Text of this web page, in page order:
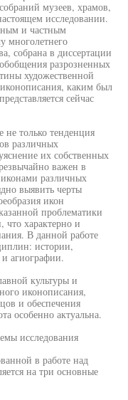
музеев, храмов,
исследовании.
и частным
многолетнего
собрана в диссертации
разрозненных
художественной
каким был
сейчас
не только тенденция
различных
их собственных
важен в
различных
выявить черты
икон
проблематики
характерно и
В данной работе
истории,
и агиографии.
культуры и
иконописания,
и обеспечения
особенно актуальна.
исследования
в работе над
на три основные